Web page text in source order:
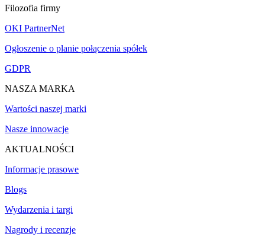
Filozofia firmy
OKI PartnerNet
Ogłoszenie o planie połączenia spółek
GDPR
NASZA MARKA
Wartości naszej marki
Nasze innowacje
AKTUALNOŚCI
Informacje prasowe
Blogs
Wydarzenia i targi
Nagrody i recenzje